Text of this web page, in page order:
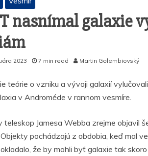
nasnímal galaxie
2023 7 min read Martin Golembiovský
teórie o vzniku a vývoji galaxií
v Androméde v rannom vesmíre.
teleskop Jamesa Webba zrejme objavil
pochádzajú z obdobia, keď mal
že by mohli byť galaxie tak